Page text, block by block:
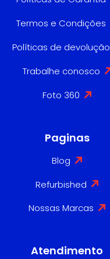
Termos e Condições
Políticas de devolução
Trabalhe conosco
Foto 360
Paginas
Blog
Refurbished
Nossas Marcas
Atendimento